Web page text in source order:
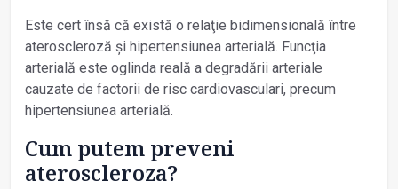
Este cert însă că există o relaţie bidimensională între
ateroscleroză și hipertensiunea arterială. Funcţia
arterială este oglinda reală a degradării arteriale
cauzate de factorii de risc cardiovasculari, precum
hipertensiunea arterială.
Cum putem preveni
ateroscleroza?